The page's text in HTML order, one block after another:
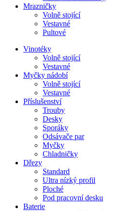
Mrazničky
Volně stojící
Vestavné
Pultové
Vinotéky
Volně stojící
Vestavné
Myčky nádobí
Volně stojící
Vestavné
Příslušenství
Trouby
Desky
Sporáky
Odsávače par
Myčky
Chladničky
Dřezy
Standard
Ultra nízký profil
Ploché
Pod pracovní desku
Baterie